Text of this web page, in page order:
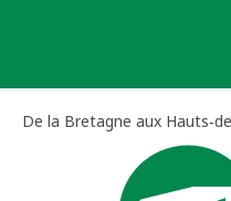
De la Bretagne aux